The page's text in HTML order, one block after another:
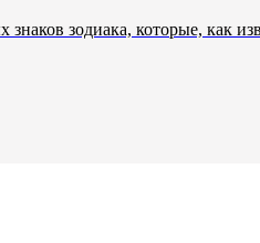
зодиака, которые, как